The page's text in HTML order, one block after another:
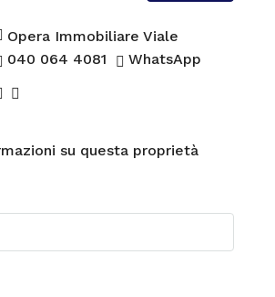
Opera Immobiliare Viale
040 064 4081
WhatsApp
su questa proprietà